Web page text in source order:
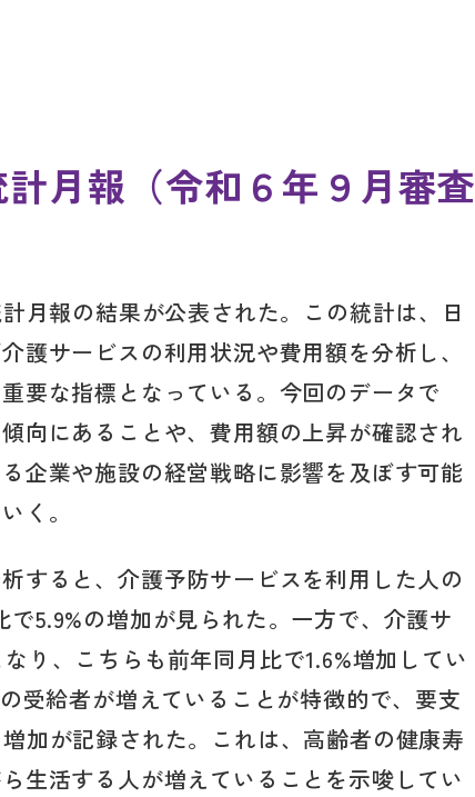
月報（令和６年９月審査
月報の結果が公表された。この統計は、日
護サービスの利用状況や費用額を分析し、
要な指標となっている。今回のデータで
向にあることや、費用額の上昇が確認され
企業や施設の経営戦略に影響を及ぼす可能
く。
すると、介護予防サービスを利用した人の
5.9%の増加が見られた。一方で、介護サ
り、こちらも前年同月比で1.6%増加してい
受給者が増えていることが特徴的で、要支
加が記録された。これは、高齢者の健康寿
生活する人が増えていることを示唆してい